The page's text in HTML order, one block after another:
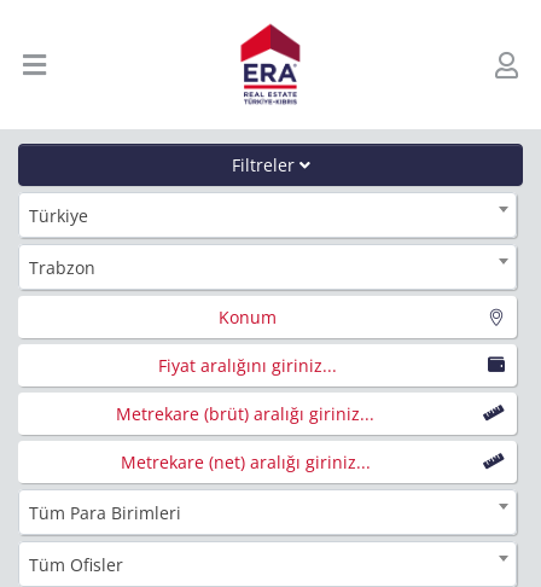
Filtreler
Türkiye
Trabzon
Konum
Fiyat aralığını giriniz...
Metrekare (brüt) aralığı giriniz...
Metrekare (net) aralığı giriniz...
Tüm Para Birimleri
Tüm Ofisler